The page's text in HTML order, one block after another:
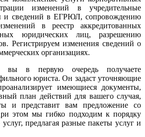
изменений в учредительные
и сведений в ЕГРЮЛ, сопровождению
в реестр аккредитованных
юридических лиц, разрешению
Регистрируем изменения сведений о
организациях.
вы в первую очередь получаете
юриста. Он задаст уточняющие
имеющиеся документы,
план действий для вашего случая,
и представит вам предложение со
этом мы гибко подходим к порядку
предлагая разные пакеты услуг и